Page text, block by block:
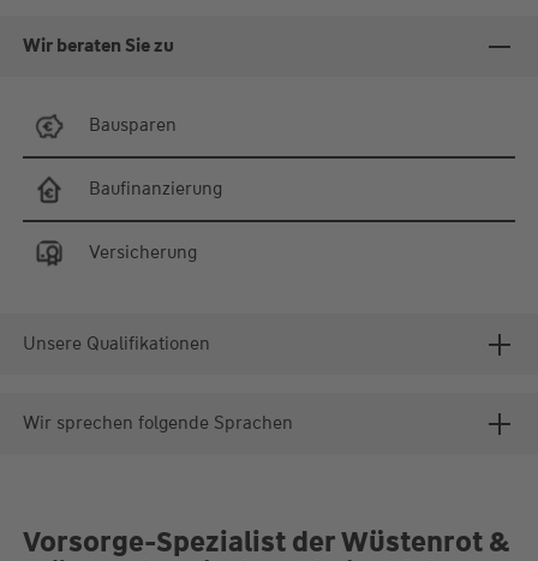
Wir beraten Sie zu
Bausparen
Baufinanzierung
Versicherung
Unsere Qualifikationen
Wir sprechen folgende Sprachen
Vorsorge-Spezialist der Wüstenrot &